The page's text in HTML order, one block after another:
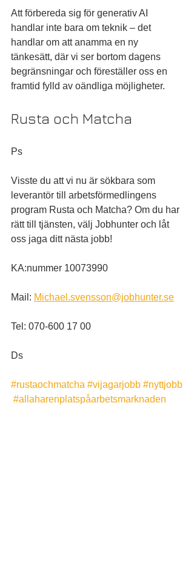
Att förbereda sig för generativ AI
handlar inte bara om teknik – det
handlar om att anamma en ny
tänkesätt, där vi ser bortom dagens
begränsningar och föreställer oss en
framtid fylld av oändliga möjligheter.
Rusta och Matcha
Ps
Visste du att vi nu är sökbara som
leverantör till arbetsförmedlingens
program Rusta och Matcha? Om du har
rätt till tjänsten, välj Jobhunter och låt
oss jaga ditt nästa jobb!
KA:nummer 10073990
Mail: Michael.svensson@jobhunter.se
Tel: 070-600 17 00
Ds
#rustaochmatcha #vijagarjobb #nyttjobb
#allaharenplatspåarbetsmarknaden